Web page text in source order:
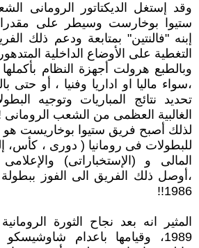
وقد إستغل الديكتاتور الرومانى
ستيوا بوخارست وسيطر على
إبنه "فالنتين" بمتابعة ودعم ذلك
التغطية على الأوضاع الداخلية
وبالطبع هرولت أجهزة النظام
،سواء ماليا او اداريا وفنيا ، أو حتى
تحديد نتائج المباريات وتوجيه
الغالبية العظمى من الشعب الرومانى
لذلك أصبح فريق ستيوا بوخاريست هو
للبطولات فى رومانيا ( دورى ، كأس،
المالى و (الإستخباراتى)
،أوصل ذلك الفريق الى الفوز
1986!!
المثير انه بعد نجاح الثورة
1989، وقيامها باعدام